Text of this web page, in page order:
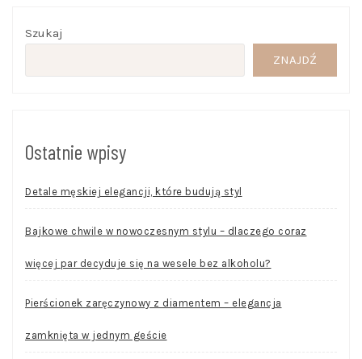
Szukaj
ZNAJDŹ
Ostatnie wpisy
Detale męskiej elegancji, które budują styl
Bajkowe chwile w nowoczesnym stylu – dlaczego coraz
więcej par decyduje się na wesele bez alkoholu?
Pierścionek zaręczynowy z diamentem – elegancja
zamknięta w jednym geście